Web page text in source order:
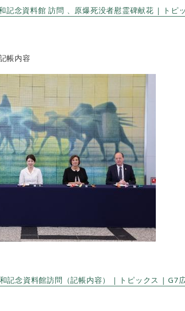
記念資料館 訪問 、原爆死没者慰霊碑献花 | ト
帳内容
和記念資料館訪問（記帳内容） | トピックス |